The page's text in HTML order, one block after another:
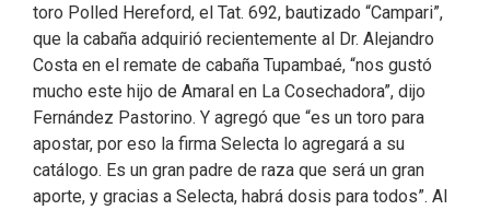
toro Polled Hereford, el Tat. 692, bautizado “Campari”,
que la cabaña adquirió recientemente al Dr. Alejandro
Costa en el remate de cabaña Tupambaé, “nos gustó
mucho este hijo de Amaral en La Cosechadora”, dijo
Fernández Pastorino. Y agregó que “es un toro para
apostar, por eso la firma Selecta lo agregará a su
catálogo. Es un gran padre de raza que será un gran
aporte, y gracias a Selecta, habrá dosis para todos”. Al